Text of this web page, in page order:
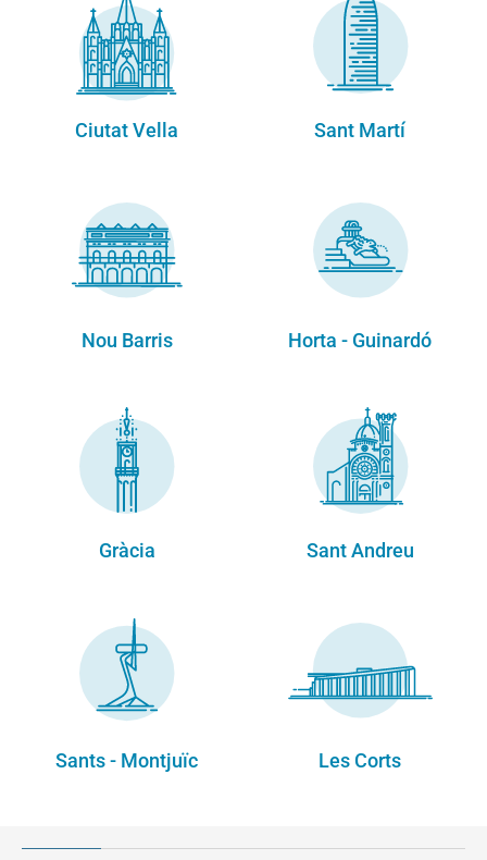
Ciutat Vella Sant Martí
Nou Barris Horta - Guinardó
Gràcia Sant Andreu
Sants - Montjuïc Les Corts